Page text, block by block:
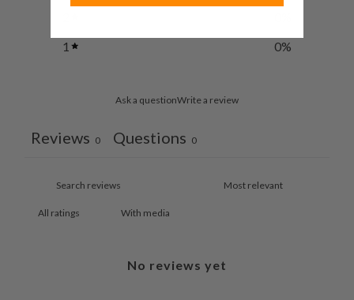
1
0%
Ask a questionWrite a review
Reviews 0 Questions 0
With media
No reviews yet